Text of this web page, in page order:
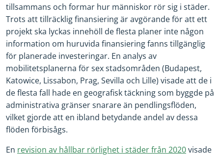
tillsammans och formar hur människor rör sig i städer.
Trots att tillräcklig finansiering är avgörande för att ett
projekt ska lyckas innehöll de flesta planer inte någon
information om huruvida finansiering fanns tillgänglig
för planerade investeringar. En analys av
mobilitetsplanerna för sex stadsområden (Budapest,
Katowice, Lissabon, Prag, Sevilla och Lille) visade att de i
de flesta fall hade en geografisk täckning som byggde på
administrativa gränser snarare än pendlingsflöden,
vilket gjorde att en ibland betydande andel av dessa
flöden förbisågs.
En revision av hållbar rörlighet i städer från 2020visade